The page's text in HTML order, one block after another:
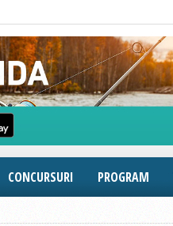
CONCURSURI PROGRAM